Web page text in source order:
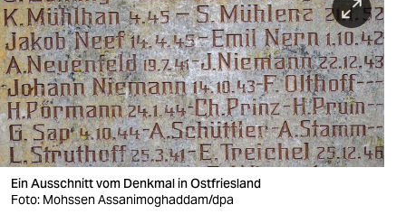
berlin
nord
wahrheit
verlag
verlag
veranstaltungen
Ein Ausschnitt vom Denkmal in Ostfriesland
Foto: Mohssen Assanimoghaddam/dpa